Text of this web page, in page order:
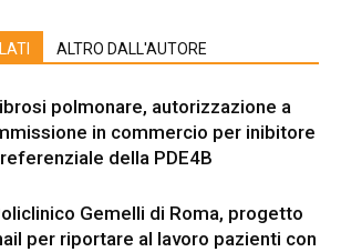
ALTRO DALL'AUTORE
polmonare, autorizzazione a
in commercio per inibitore
della PDE4B
Gemelli di Roma, progetto
per riportare al lavoro pazienti con